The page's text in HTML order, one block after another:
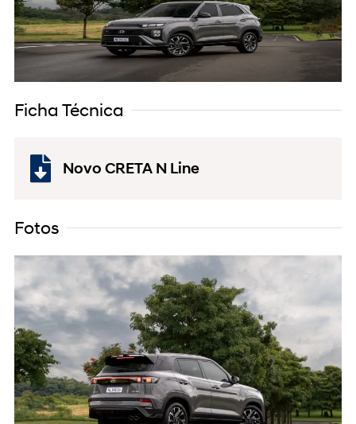
Ficha Técnica
Novo CRETA N Line
Fotos